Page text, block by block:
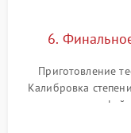
6.
Приготовление
Калибровка
плотности
качества молочной